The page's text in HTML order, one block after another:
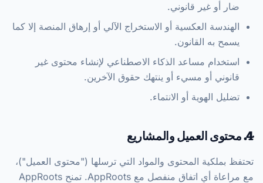
ضار أو غير قانوني.
الهندسة العكسية أو الاستخراج الآلي أو إرهاق المنصة إلا كما
يسمح به القانون.
استخدام مساعد الذكاء الاصطناعي لإنشاء محتوى غير
قانوني أو مسيء أو ينتهك حقوق الآخرين.
تضليل الهوية أو الانتماء.
4. محتوى العميل والمشاريع
تحتفظ بملكية المحتوى والمواد التي ترسلها ("محتوى العميل")،
مع مراعاة أي اتفاق منفصل مع AppRoots. تمنح AppRoots